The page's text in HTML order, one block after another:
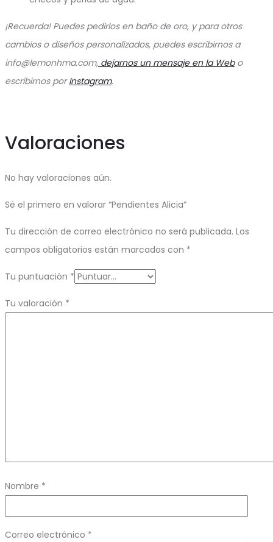
¡Recuerda! Puedes pedirlos en baño de oro, y para otros
cambios o diseños personalizados, puedes escribirnos a
info@lemonhma.com, dejarnos un mensaje en la Webo
escribirnos porInstagram.
Valoraciones
No hay valoraciones aún.
Sé el primero en valorar “Pendientes Alicia”
Tu dirección de correo electrónico no será publicada. Los
campos obligatorios están marcados con *
Tu puntuación *
Tu valoración *
Nombre *
Correo electrónico *